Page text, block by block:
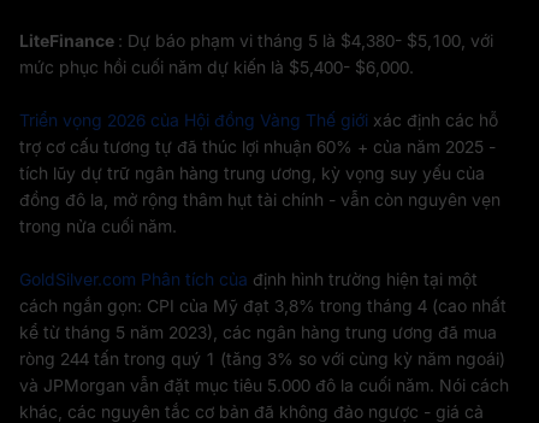
LiteFinance : Dự báo phạm vi tháng 5 là $4,380- $5,100, với
mức phục hồi cuối năm dự kiến là $5,400- $6,000.
Triển vọng 2026 của Hội đồng Vàng Thế giới xác định các hỗ
trợ cơ cấu tương tự đã thúc lợi nhuận 60% + của năm 2025 -
tích lũy dự trữ ngân hàng trung ương, kỳ vọng suy yếu của
đồng đô la, mở rộng thâm hụt tài chính - vẫn còn nguyên vẹn
trong nửa cuối năm.
GoldSilver.com Phân tích của định hình trường hiện tại một
cách ngắn gọn: CPI của Mỹ đạt 3,8% trong tháng 4 (cao nhất
kể từ tháng 5 năm 2023), các ngân hàng trung ương đã mua
ròng 244 tấn trong quý 1 (tăng 3% so với cùng kỳ năm ngoái)
và JPMorgan vẫn đặt mục tiêu 5.000 đô la cuối năm. Nói cách
khác, các nguyên tắc cơ bản đã không đảo ngược - giá cả